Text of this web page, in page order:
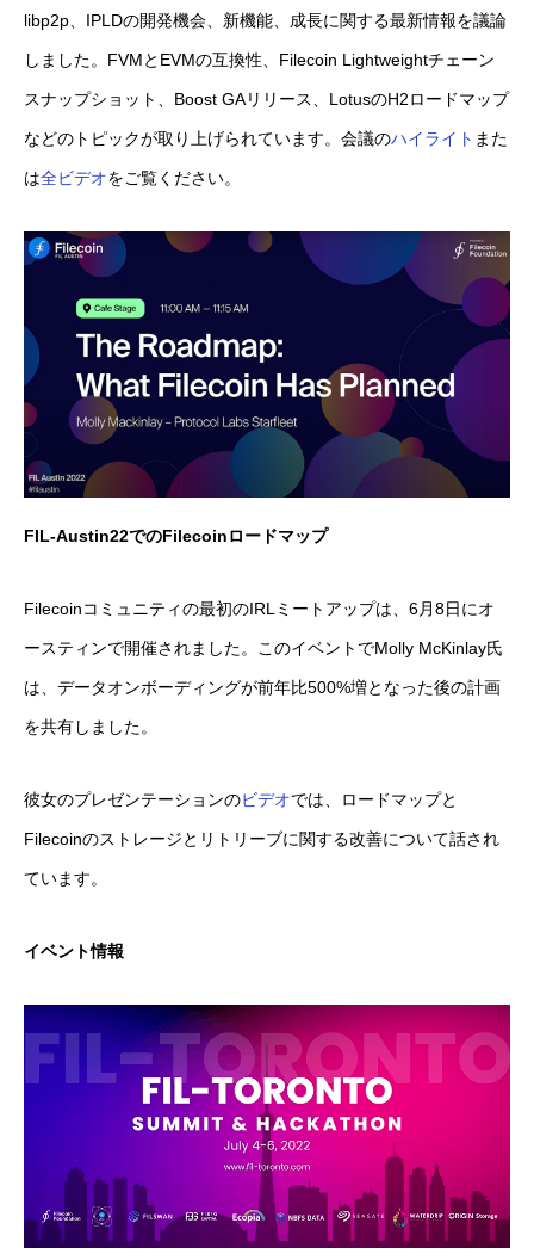
libp2p、IPLDの開発機会、新機能、成長に関する最新情報を議論
しました。FVMとEVMの互換性、Filecoin Lightweightチェーン
スナップショット、Boost GAリリース、LotusのH2ロードマップ
などのトピックが取り上げられています。会議のハイライト また
は全ビデオをご覧ください。
FIL-Austin22でのFilecoinロードマップ
Filecoinコミュニティの最初のIRLミートアップは、6月8日にオ
ースティンで開催されました。このイベントでMolly McKinlay氏
は、データオンボーディングが前年比500%増となった後の計画
を共有しました。
彼女のプレゼンテーションのビデオでは、ロードマップと
Filecoinのストレージとリトリーブに関する改善について話され
ています。
イベント情報